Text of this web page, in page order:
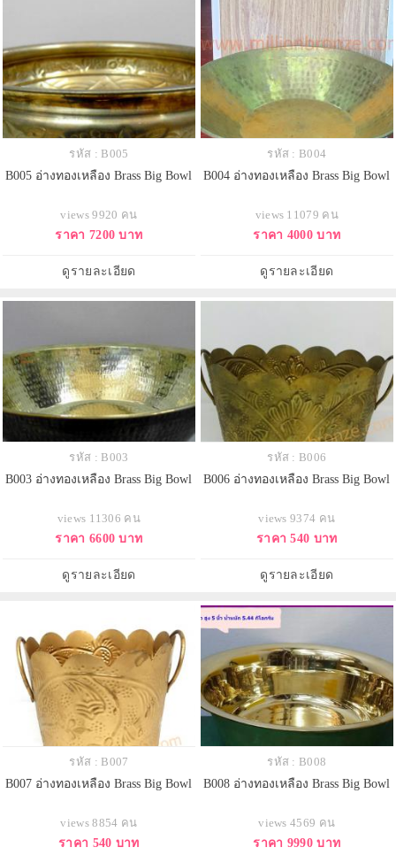
รหัส : B005
B005 อ่างทองเหลือง Brass Big Bowl
views 9920 คน
ราคา 7200 บาท
ดูรายละเอียด
รหัส : B004
B004 อ่างทองเหลือง Brass Big Bowl
views 11079 คน
ราคา 4000 บาท
ดูรายละเอียด
รหัส : B003
B003 อ่างทองเหลือง Brass Big Bowl
views 11306 คน
ราคา 6600 บาท
ดูรายละเอียด
รหัส : B006
B006 อ่างทองเหลือง Brass Big Bowl
views 9374 คน
ราคา 540 บาท
ดูรายละเอียด
รหัส : B007
B007 อ่างทองเหลือง Brass Big Bowl
views 8854 คน
ราคา 540 บาท
รหัส : B008
B008 อ่างทองเหลือง Brass Big Bowl
views 4569 คน
ราคา 9990 บาท